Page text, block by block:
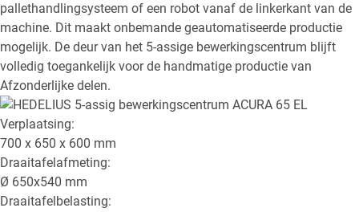
pallethandlingsysteem of een robot vanaf de linkerkant van de
machine. Dit maakt onbemande geautomatiseerde productie
mogelijk. De deur van het 5-assige bewerkingscentrum blijft
volledig toegankelijk voor de handmatige productie van
Afzonderlijke delen.
Verplaatsing:
700 x 650 x 600 mm
Draaitafelafmeting:
Ø 650x540 mm
Draaitafelbelasting: